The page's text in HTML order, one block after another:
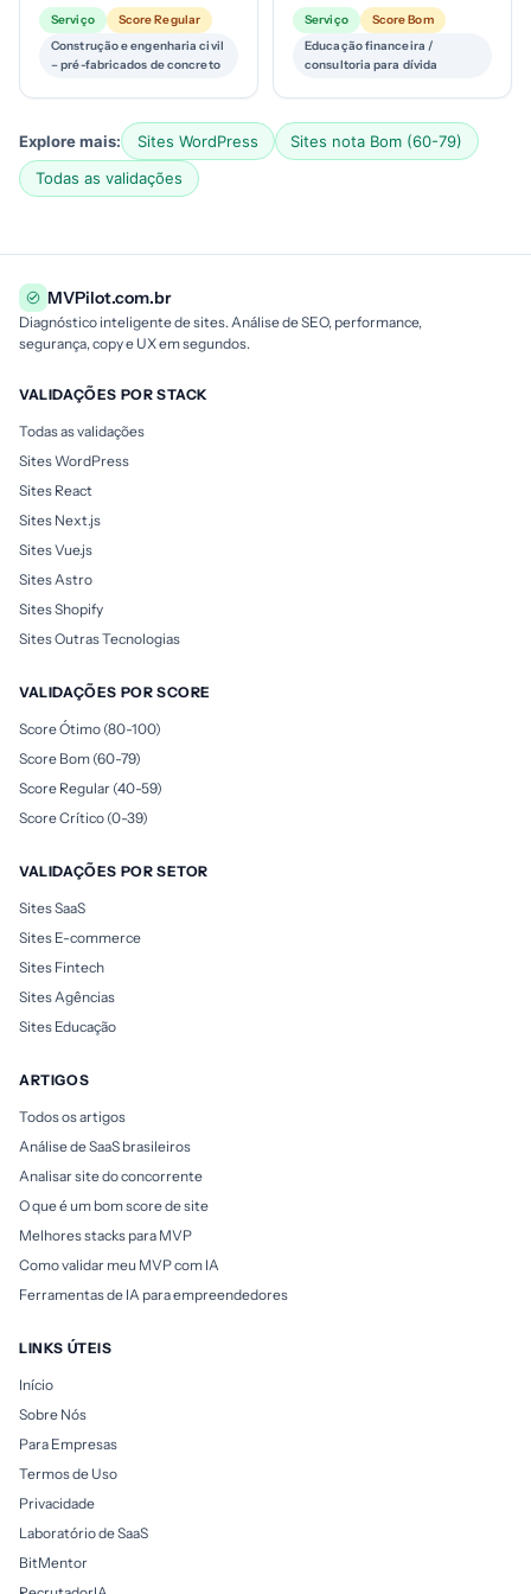
pré-fabricadas com foco em
eficiência, sustentabilidade e
r...
Serviço
Score Regular
Construção e engenharia civil
– pré-fabricados de concreto
de venda de
curso/ebook/diagnóstico e
promessas de resultados p...
Serviço
Score Bom
Educação financeira /
consultoria para dívida
Explore mais: Sites WordPress
Sites nota Bom (60-79)
Todas as validações
MVPilot.com.br
Diagnóstico inteligente de sites. Análise de SEO, performance,
segurança, copy e UX em segundos.
VALIDAÇÕES POR STACK
Todas as validações
Sites WordPress
Sites React
Sites Next.js
Sites Vue.js
Sites Astro
Sites Shopify
Sites Outras Tecnologias
VALIDAÇÕES POR SCORE
Score Ótimo (80-100)
Score Bom (60-79)
Score Regular (40-59)
Score Crítico (0-39)
VALIDAÇÕES POR SETOR
Sites SaaS
Sites E-commerce
Sites Fintech
Sites Agências
Sites Educação
ARTIGOS
Todos os artigos
Análise de SaaS brasileiros
Analisar site do concorrente
O que é um bom score de site
Melhores stacks para MVP
Como validar meu MVP com IA
Ferramentas de IA para empreendedores
LINKS ÚTEIS
Início
Sobre Nós
Para Empresas
Termos de Uso
Privacidade
Laboratório de SaaS
BitMentor